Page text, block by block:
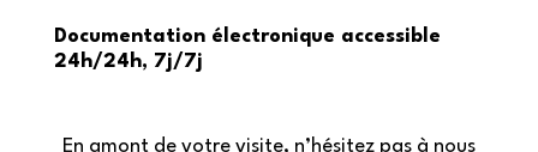
Documentation électronique accessible
24h/24h, 7j/7j
En amont de votre visite, n’hésitez pas à nous